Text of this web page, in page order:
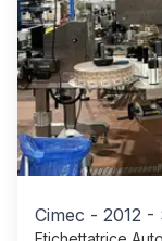
Cimec - 2012 -